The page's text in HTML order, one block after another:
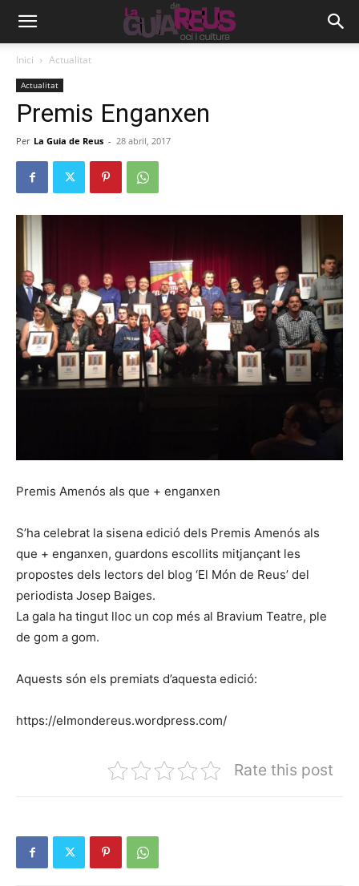
Inici Actualitat
Actualitat
Premis Enganxen
Per La Guia de Reus - 28 abril, 2017
Premis Amenós als que + enganxen
S’ha celebrat la sisena edició dels Premis Amenós als
que + enganxen, guardons escollits mitjançant les
propostes dels lectors del blog ‘El Món de Reus’ del
periodista Josep Baiges.
La gala ha tingut lloc un cop més al Bravium Teatre, ple
de gom a gom.
Aquests són els premiats d’aquesta edició:
https://elmondereus.wordpress.com/
Rate this post